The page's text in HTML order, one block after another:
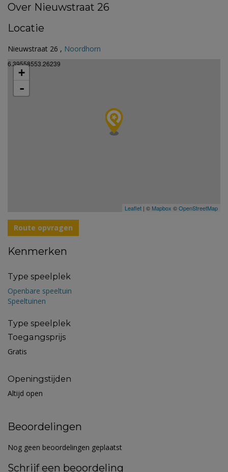
Over Nieuwstraat 26
Locatie
Nieuwstraat 26 , Noordhorn
6.39558553.26239
+
-
Leaflet | © Mapbox ©OpenStreetMap
Route opvragen
Kenmerken
Type speelplek
Openbare speeltuin
Speeltuinen
Type speelplek
Toegangsprijs
Gratis
Openingstijden
Altijd open
Beoordelingen
Nog geen beoordelingen geplaatst
Schrijf een beoordeling